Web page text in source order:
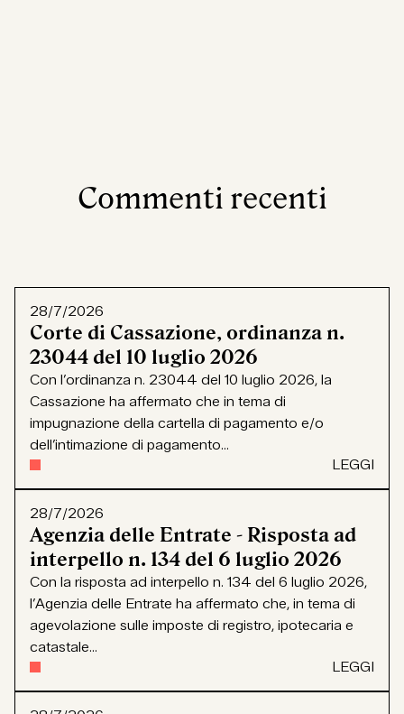
Commenti recenti
28/7/2026
Corte di Cassazione, ordinanza n.
23044 del 10 luglio 2026
Con l’ordinanza n. 23044 del 10 luglio 2026, la
Cassazione ha affermato che in tema di
impugnazione della cartella di pagamento e/o
dell’intimazione di pagamento...
LEGGI
28/7/2026
Agenzia delle Entrate - Risposta ad
interpello n. 134 del 6 luglio 2026
Con la risposta ad interpello n. 134 del 6 luglio 2026,
l’Agenzia delle Entrate ha affermato che, in tema di
agevolazione sulle imposte di registro, ipotecaria e
catastale...
LEGGI